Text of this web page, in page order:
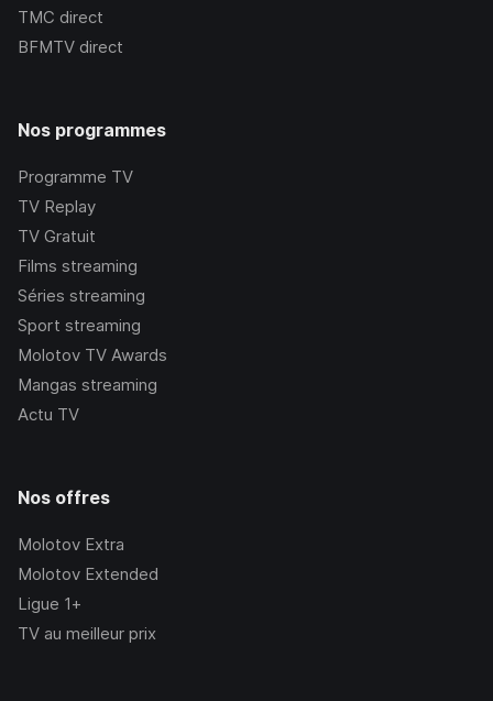
TMC direct
BFMTV direct
Nos programmes
Programme TV
TV Replay
TV Gratuit
Films streaming
Séries streaming
Sport streaming
Molotov TV Awards
Mangas streaming
Actu TV
Nos offres
Molotov Extra
Molotov Extended
Ligue 1+
TV au meilleur prix